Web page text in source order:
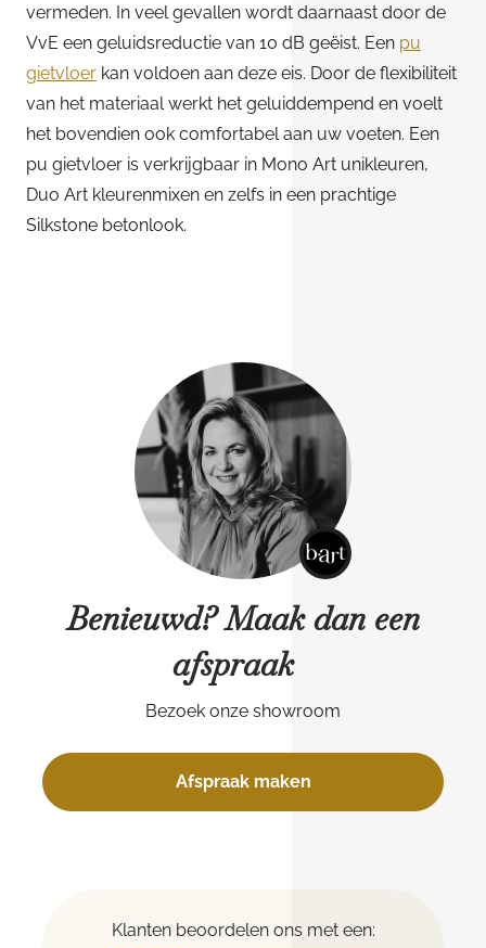
vermeden. In veel gevallen wordt daarnaast door de
VvE een geluidsreductie van 10 dB geëist. Een pu
gietvloer kan voldoen aan deze eis. Door de flexibiliteit
van het materiaal werkt het geluiddempend en voelt
het bovendien ook comfortabel aan uw voeten. Een
pu gietvloer is verkrijgbaar in Mono Art unikleuren,
Duo Art kleurenmixen en zelfs in een prachtige
Silkstone betonlook.
Benieuwd? Maak dan een
afspraak
Bezoek onze showroom
Afspraak maken
Klanten beoordelen ons met een: